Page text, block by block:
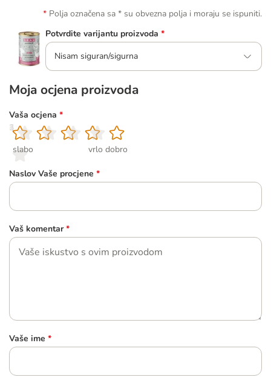
Polja označena sa * su obvezna polja i moraju se ispuniti.
Potvrdite varijantu proizvoda *
Nisam siguran/sigurna
Moja ocjena proizvoda
Vaša ocjena *
1
slabo
2
3
4
5
vrlo dobro
Naslov Vaše procjene *
Vaš komentar *
Vaše ime *